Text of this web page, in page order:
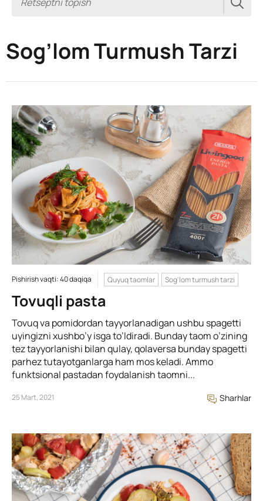
Sog’lom Turmush Tarzi
Pishirish vaqti: 40 daqiqa Quyuq taomlar Sog'lom turmush tarzi
Tovuqli pasta
Tovuq va pomidordan tayyorlanadigan ushbu spagetti
uyingizni xushbo’y isga to’ldiradi. Bunday taom o’zining
tez tayyorlanishi bilan qulay, qolaversa bunday spagetti
parhez tutayotganlarga ham mos keladi. Ammo
funktsional pastadan foydalanish taomni...
25 Mart, 2021 Sharhlar